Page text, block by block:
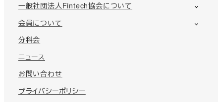
一般社団法人Fintech協会について
会員について
分科会
ニュース
お問い合わせ
プライバシーポリシー